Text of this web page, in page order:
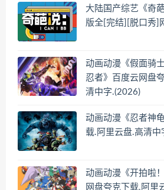
大陆国产综艺《奇
版全[完结][脱口秀]
动画动漫《假面骑
忍者》百度云网盘
清中字.(2026)
动画动漫《忍者神
载.阿里云盘.高清中
动画动漫《开拍啦
网盘夸克下载.阿里